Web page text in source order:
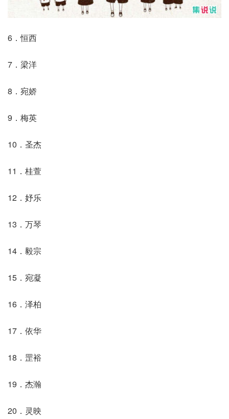
6．恒西
7．梁洋
8．宛娇
9．梅英
10．圣杰
11．桂萱
12．妤乐
13．万琴
14．毅宗
15．宛凝
16．泽柏
17．依华
18．罡裕
19．杰瀚
20．灵映